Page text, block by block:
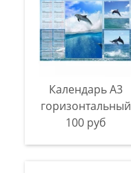
Календарь A3
горизонтальный
100 руб